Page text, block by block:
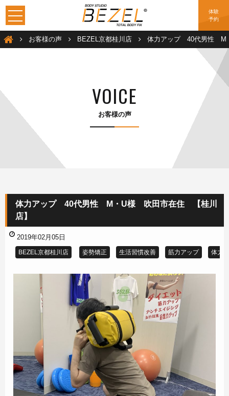
体験
予約
加圧トレーニングは大阪のBEZEL（ベゼル）
お客様の声 BEZEL京都桂川店 体力アップ 40代男性 M
VOICE
お客様の声
体力アップ 40代男性 M・U様 吹田市在住 【桂川
店】
2019年02月05日
BEZEL京都桂川店 姿勢矯正 生活習慣改善 筋力アップ 体力